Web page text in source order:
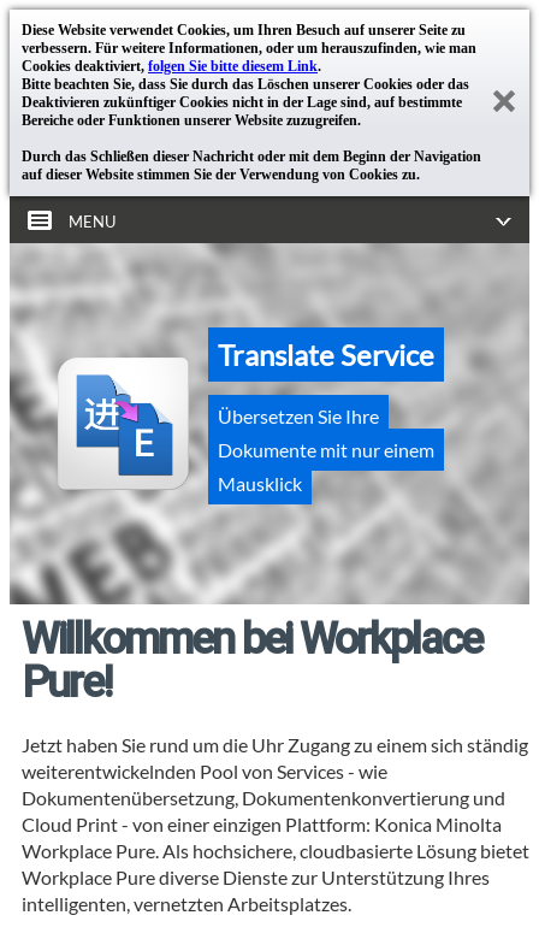
Diese Website verwendet Cookies, um Ihren Besuch auf unserer Seite zu
verbessern. Für weitere Informationen, oder um herauszufinden, wie man
Cookies deaktiviert, folgen Sie bitte diesem Link.
Bitte beachten Sie, dass Sie durch das Löschen unserer Cookies oder das
Deaktivieren zukünftiger Cookies nicht in der Lage sind, auf bestimmte
Bereiche oder Funktionen unserer Website zuzugreifen.
Durch das Schließen dieser Nachricht oder mit dem Beginn der Navigation
auf dieser Website stimmen Sie der Verwendung von Cookies zu.
MENU
Translate Service
Übersetzen Sie Ihre
Dokumente mit nur einem
Mausklick
Willkommen bei Workplace
Pure!
Jetzt haben Sie rund um die Uhr Zugang zu einem sich ständig
weiterentwickelnden Pool von Services - wie
Dokumentenübersetzung, Dokumentenkonvertierung und
Cloud Print - von einer einzigen Plattform: Konica Minolta
Workplace Pure. Als hochsichere, cloudbasierte Lösung bietet
Workplace Pure diverse Dienste zur Unterstützung Ihres
intelligenten, vernetzten Arbeitsplatzes.